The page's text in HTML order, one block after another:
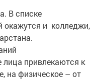
В списке
окажутся и колледжи,
привлекаются к
на физическое – от